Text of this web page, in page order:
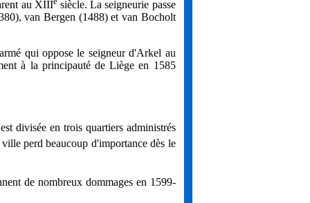
au XIII siècle. La seigneurie passe
van Bergen (1488) et van Bocholt
qui oppose le seigneur d'Arkel au
à la principauté de Liège en 1585
divisée en trois quartiers administrés
perd beaucoup d'importance dès le
de nombreux dommages en 1599-